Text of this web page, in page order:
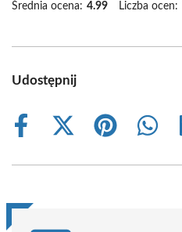
Średnia ocena: 4.99 Liczba ocen:
Udostępnij
Share
Share
(Twitter)
Share
Share